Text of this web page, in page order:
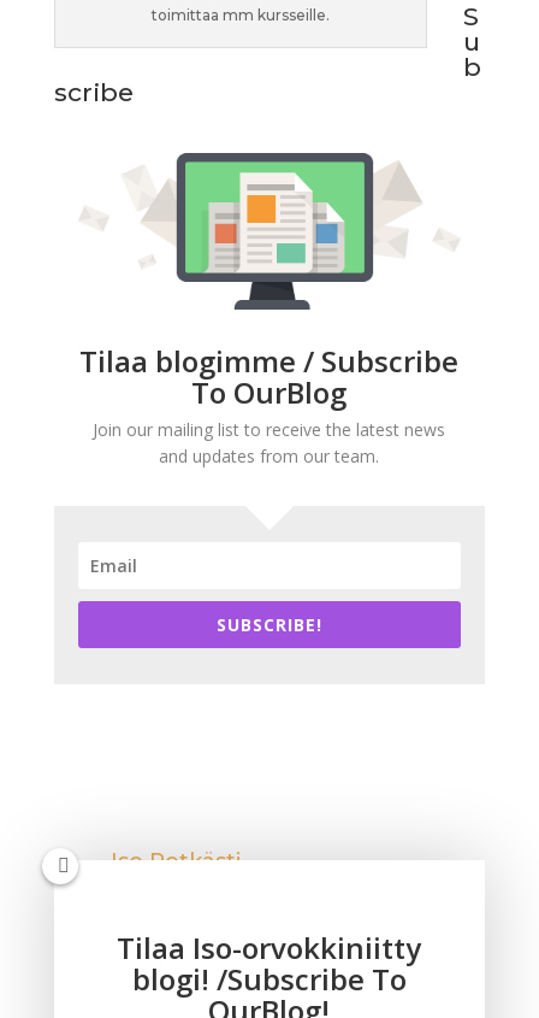
toimittaa mm kursseille.
S
u
b
scribe
Tilaa blogimme / Subscribe
To OurBlog
Join our mailing list to receive the latest news
and updates from our team.
SUBSCRIBE!
Iso Potkästi
Tilaa Iso-orvokkiniitty
blogi! /Subscribe To